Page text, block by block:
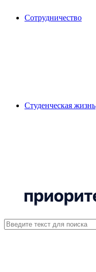
Сотрудничество
Студенческая жизнь